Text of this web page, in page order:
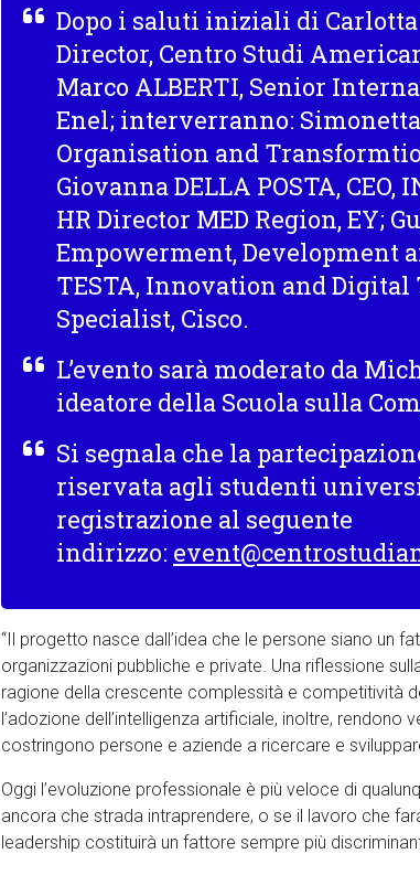
Dopo i saluti iniziali di Carlotta
Director, Centro Studi
Marco ALBERTI, Senior
Enel; interverranno: Simonetta
Organisation and
GiovannaDELLA POSTA, CEO,
HR Director MED Region,EY;
Empowerment, Development
TESTA, Innovation and Digital
Specialist, Cisco.
L’evento sarà moderato da
ideatore della Scuola sulla
Si segnala che la
riservata agli studenti
registrazione al seguente
indirizzo:
“Il progetto nasce dall’idea che le persone siano un
organizzazioni pubbliche e private. Una riflessione
ragione della crescente complessità e competitività
l’adozione dell’intelligenza artificiale, inoltre,
costringono persone e aziende a ricercare e
Oggi l’evoluzione professionale è più veloce di
ancora che strada intraprendere, o se il lavoro che
leadership costituirà un fattore sempre più